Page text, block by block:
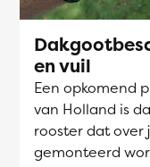
en vuil
Een opkomend
van Holland is
rooster dat over
gemonteerd